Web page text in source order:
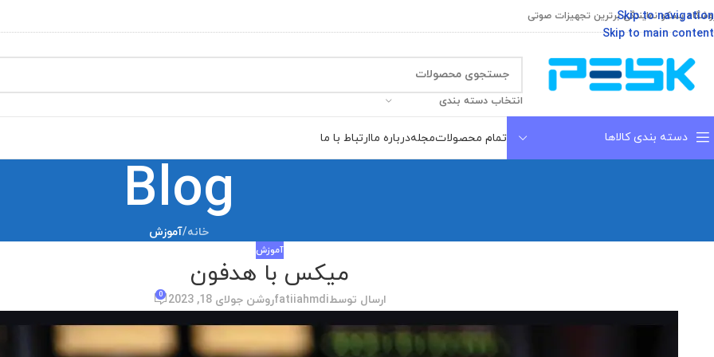
Skip to navigation
Skip to main content
پسکو نمایندگی برترین تجهیزات صوتی
انتخاب دسته بندی
دسته بندی کالاها تمام محصولاتمجلهدرباره ماارتباط با ما
Blog
خانه/آموزش
آموزش
میکس با هدفون
ارسال توسطfatiiahmdiروشن جولای 18, 2023 0